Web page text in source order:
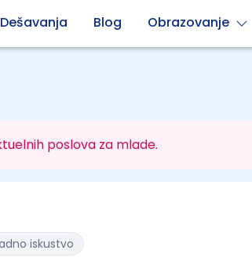
Dešavanja Blog Obrazovanje
poslova za mlade.
iskustvo